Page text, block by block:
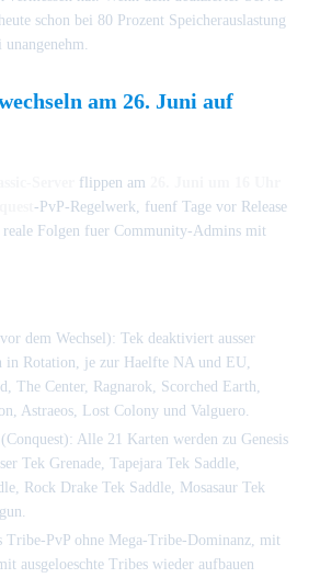
schon bei 80 Prozent Speicherauslastung
am 26. Juni auf
flippen am
-PvP-Regelwerk, fuenf Tage vor Release
reale Folgen fuer Community-Admins mit
dem Wechsel): Tek deaktiviert ausser
in Rotation, je zur Haelfte NA und EU,
The Center, Ragnarok, Scorched Earth,
Astraeos, Lost Colony und Valguero.
(Conquest): Alle 21 Karten werden zu Genesis
Tek Grenade, Tapejara Tek Saddle,
Rock Drake Tek Saddle, Mosasaur Tek
Tribe-PvP ohne Mega-Tribe-Dominanz, mit
ausgeloeschte Tribes wieder aufbauen